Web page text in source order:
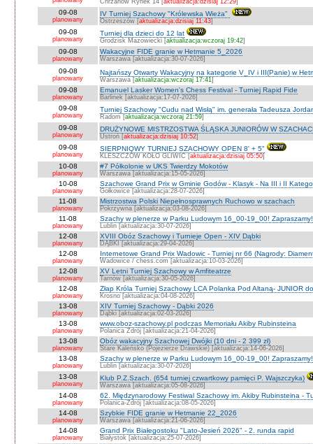
Chrzanów Rynek 14 [ aktualizacja:dzisiaj 12:29
09-08
planowany
IV Turniej Szachowy "Królewska Wieża"
Ostrzeszów [aktualizacja:dzisiaj 11:43]
09-08
planowany
Turniej dla dzieci do 12 lat
Grodzisk Mazowiecki [aktualizacja:wczoraj 19:42]
09-08
planowany
Wakacyjne FIDE granie w Hetmanie 5_2026
Warszawa [aktualizacja:30-07-2026]
09-08
planowany
Najtańszy Otwarty Wakacyjny na kategorie V_IV i III(Panie) w
Warszawa [aktualizacja:wczoraj 17:41]
09-08
planowany
Emanuel Lasker Women's Chess Festival - Turniej Rapid Fide
Barlinek [aktualizacja:17-07-2026]
09-08
planowany
Turniej Szachowy "Cudu nad Wisłą" im. generała Tadeusza
Radom [aktualizacja:wczoraj 21:59]
09-08
planowany
DRUŻYNOWE MISTRZOSTWA ŚLĄSKA JUNIORÓW W
Ustroń [aktualizacja:dzisiaj 10:52]
09-08
planowany
SIERPNIOWY TURNIEJ SZACHOWY OPEN 8' + 5"
KLESZCZÓW KOŁO GLIWIC [aktualizacja:dzisiaj 05:50]
10-08
planowany
#7 Półkolonie w UKS Twierdzy Mokotów
Warszawa [aktualizacja:15-05-2026]
10-08
planowany
Szachowe Grand Prix w Gminie Godów - Klasyk - Na III i II
Gołkowice [aktualizacja:28-07-2026]
11-08
planowany
Mistrzostwa Polski Niepełnosprawnych Ruchowo w szachach
Pokrzywna [aktualizacja:03-08-2026]
11-08
planowany
Szachy w plenerze w Parku Ludowym 16_00-19_00! Zapraszamy!
Lublin [aktualizacja:30-07-2026]
12-08
planowany
XVIII Obóz Szachowy i Turnieje Open - XIV Dąbki
DĄBKI [aktualizacja:29-04-2026]
12-08
planowany
Internetowe Grand Prix Wadowic - Turniej nr 66 (Nagrody:
Wadowice / chess.com [aktualizacja:10-03-2026]
12-08
planowany
XV Letni Turniej Szachowy w Amfiteatrze
Tarnów [aktualizacja:30-05-2026]
12-08
planowany
Złap Króla Turniej Szachowy LCA Polanka Pod Altaną- JUNIOR
Krosno [aktualizacja:04-08-2026]
13-08
planowany
XIV Turniej Szachowy - Dąbki 2026
Dąbki [aktualizacja:02-03-2026]
13-08
planowany
www.oboz-szachowy.pl podczas Memoriału Akiby Rubinsteina
Polanica Zdrój [aktualizacja:21-04-2026]
13-08
planowany
Obóz wakacyjny Szachowej Dwójki (10 dni - 2 399 zł)
Stare Kaleńsko (Pojezierze Drawskie) [aktualizacja:14-06-2026]
13-08
planowany
Szachy w plenerze w Parku Ludowym 16_00-19_00! Zapraszamy!
Lublin [aktualizacja:30-07-2026]
13-08
planowany
Klub P.Z.Szach. (654 turniej czwartkowy pamięci P. Wajszczyka)
Warszawa [aktualizacja:05-08-2026]
14-08
planowany
62. Międzynarodowy Festiwal Szachowy im. Akiby Rubinsteina -
Polanica-Zdrój [aktualizacja:08-05-2026]
14-08
planowany
Szybkie FIDE granie w Hetmanie 22_2026
Warszawa [aktualizacja:21-06-2026]
14-08
planowany
Grand Prix Białegostoku "Lato-Jesień 2026" - 2. runda rapid
Białystok [aktualizacja:25-07-2026]